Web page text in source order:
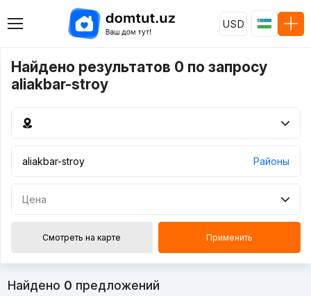
USD
Найдено результатов 0 по запросу
aliakbar-stroy
Районы
Цена
Смотреть на карте Применить
Найдено 0 предложений